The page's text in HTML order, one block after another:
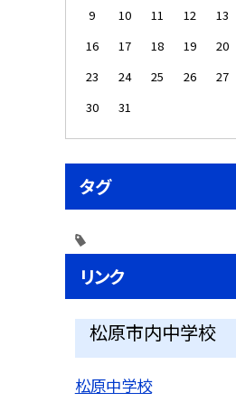
9
10 11 12 13
16
17 18 19 20
23
24 25 26 27
30
31
タグ
リンク
松原市内中学校
松原中学校